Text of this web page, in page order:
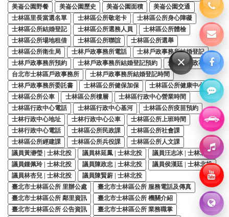
美崙公園野餐
美崙公園歷史 美崙公園面積
美崙公園交通
士林區里長當選名單
士林區公所敬老卡
士林區公所身心障礙
士林區公所結婚登記
士林區公所選務人員
士林區公所體檢
士林區公所場地租借
士林區公所聯誼
士林區公所選舉
士林區公所衛生局
士林戶政事務所電話
士林戶政事務所結婚登記
士林戶政事務所預約
士林戶政事務所結婚登記預約
士林區戶政事務所
台北市士林區戶政事務所
士林戶政事務所結婚登記時間
士林戶政事務所委託書
士林區公所健保加保
士林區公所健康中心
士林區公所公車
士林區公所樓層
士林區行政中心營業時間
士林區行政中心電話
士林區行政中心基河
士林區公所疫苗預約
士林行政中心地址
士林行政中心公車
士林區公所上班時間
士林行政中心電話
士林區公所民政課
士林區公所社會課
士林區公所經建課
士林區公所兵役課
士林區公所人文課
議員黃瀞瑩 | 士林北投
議員林延鳳 | 士林北投
議員汪志冰 | 士林北投
議員鍾佩玲 | 士林北投
議員陳政忠 | 士林北投
議員侯漢廷 | 士林北投
議員林杏兒 | 士林北投
議員陳賢蔚 | 士林北投
臺北市士林區公所 里辦公處
臺北市士林區公所 服務電話及傳真
臺北市士林區公所 鄰里資訊
臺北市士林區公所 機關介紹
臺北市士林區公所 公告資訊
臺北市士林區公所 業務職掌
×